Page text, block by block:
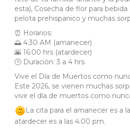
esta), Cosecha de flor para
pelota prehispanico y muchas
⏰ Horarios:
🌅 4:30 AM (amanecer)
🌇 16:00 hrs (atardecer)
🕒 Duración: 3 a 4 hrs
Vive el Día de Muertos como
Este 2026, se vienen muchas
vivir el día de muertos como
La cita para el amanecer es a
atardecer es a las 4:00 pm.